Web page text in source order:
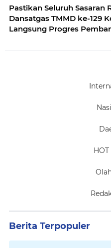
Pastikan Seluruh Sasaran
Dansatgas TMMD ke-129
Langsung Progres
Berita Terpopuler